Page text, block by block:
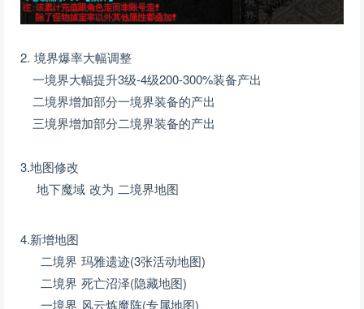
2. 境界爆率大幅调整
一境界大幅提升3级-4级200-300%装备产出
二境界增加部分一境界装备的产出
三境界增加部分二境界装备的产出
3.地图修改
地下魔域 改为 二境界地图
4.新增地图
二境界 玛雅遗迹(3张活动地图)
二境界 死亡沼泽(隐藏地图)
一境界 风云炼魔阵(专属地图)